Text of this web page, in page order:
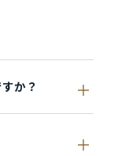
か？